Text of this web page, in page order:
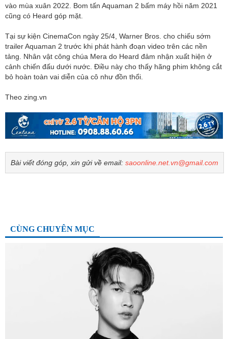
vào mùa xuân 2022. Bom tấn Aquaman 2 bấm máy hồi năm 2021
cũng có Heard góp mặt.
Tại sự kiện CinemaCon ngày 25/4, Warner Bros. cho chiếu sớm
trailer Aquaman 2 trước khi phát hành đoạn video trên các nền
tảng. Nhân vật công chúa Mera do Heard đảm nhận xuất hiện ở
cảnh chiến đấu dưới nước. Điều này cho thấy hãng phim không cắt
bỏ hoàn toàn vai diễn của cô như đồn thổi.
Theo zing.vn
Bài viết đóng góp, xin gửi về email: saoonline.net.vn@gmail.com
CÙNG CHUYÊN MỤC